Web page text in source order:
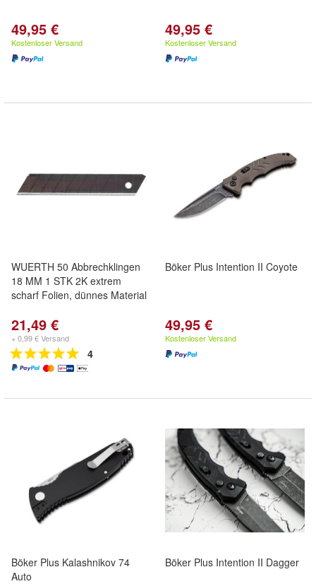
49,95 €
Kostenloser Versand
49,95 €
Kostenloser Versand
WUERTH 50 Abbrechklingen
18 MM 1 STK 2K extrem
scharf Folien, dünnes Material
21,49 €
+ 0,99 € Versand
4
Böker Plus Intention II Coyote
49,95 €
Kostenloser Versand
Böker Plus Kalashnikov 74
Auto
Böker Plus Intention II Dagger